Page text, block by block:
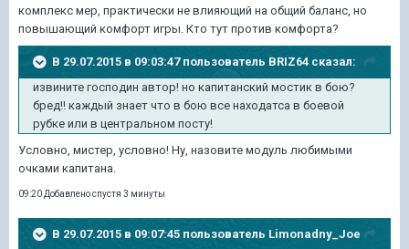
комплекс мер, практически не влияющий на общий баланс, но
повышающий комфорт игры. Кто тут против комфорта?
В 29.07.2015 в 09:03:47 пользователь BRIZ64 сказал:
извините господин автор! но капитанский мостик в бою?
бред!! каждый знает что в бою все находатса в боевой
рубке или в центральном посту!
Условно, мистер, условно! Ну, назовите модуль любимыми
очками капитана.
09:20 Добавлено спустя 3 минуты
В 29.07.2015 в 09:07:45 пользователь Limonadny_Joe